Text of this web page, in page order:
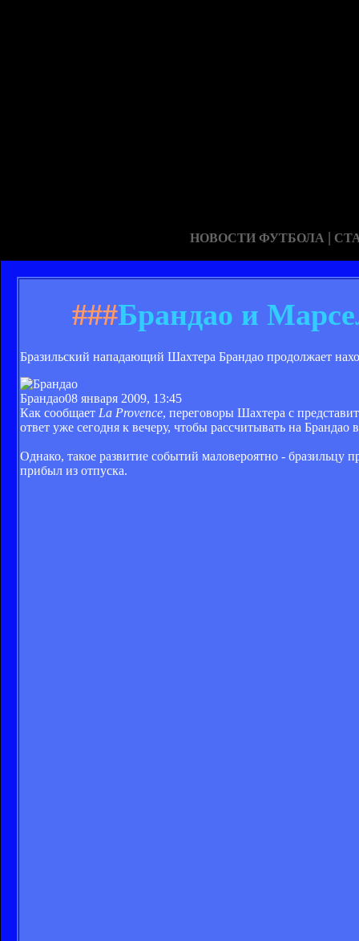
НОВОСТИ ФУТБОЛА |
###Брандао и
Бразильский нападающий Шахтера Брандао продолжает
Брандао08 января 2009, 13:45
Как сообщает La Provence, переговоры Шахтера с
ответ уже сегодня к вечеру, чтобы рассчитывать на
Однако, такое развитие событий маловероятно - бразильцу
прибыл из отпуска.